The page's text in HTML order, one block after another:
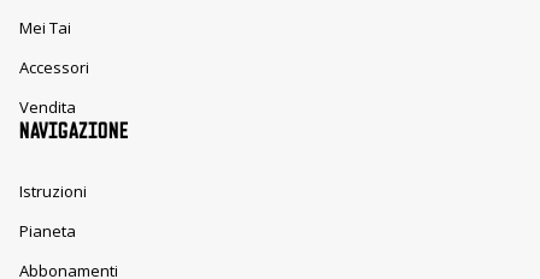
Mei Tai
Accessori
Vendita
NAVIGAZIONE
Istruzioni
Pianeta
Abbonamenti